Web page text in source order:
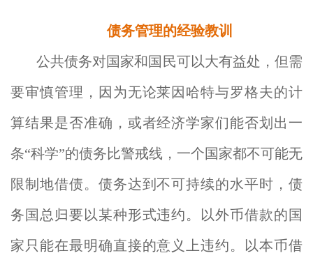
债务管理的经验教训
公共债务对国家和国民可以大有益处，但需
要审慎管理，因为无论莱因哈特与罗格夫的计
算结果是否准确，或者经济学家们能否划出一
条“科学”的债务比警戒线，一个国家都不可能无
限制地借债。债务达到不可持续的水平时，债
务国总归要以某种形式违约。以外币借款的国
家只能在最明确直接的意义上违约。以本币借